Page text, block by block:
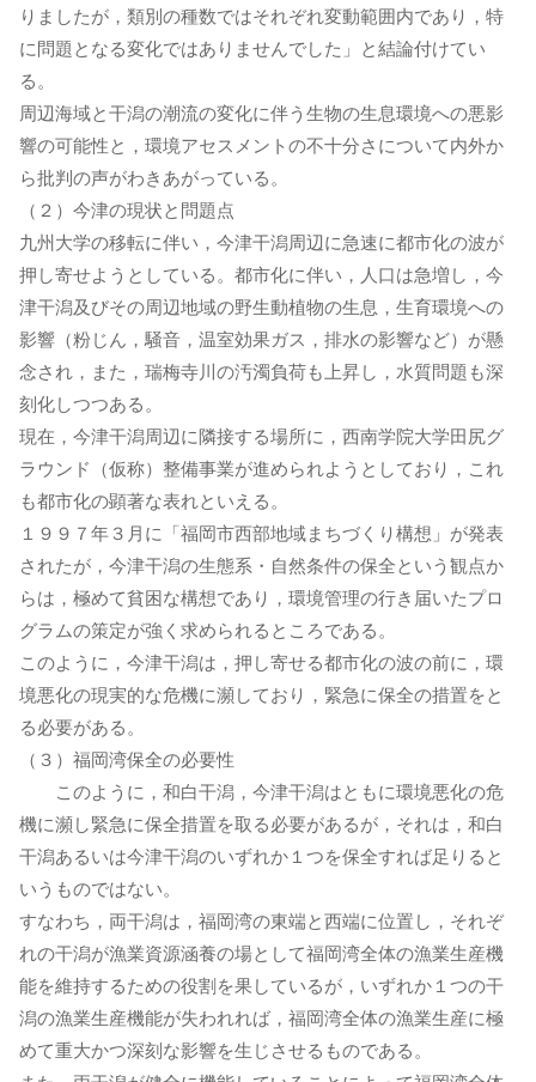
りましたが，類別の種数ではそれぞれ変動範囲内であり，特
に問題となる変化ではありませんでした」と結論付けてい
る。
周辺海域と干潟の潮流の変化に伴う生物の生息環境への悪影
響の可能性と，環境アセスメントの不十分さについて内外か
ら批判の声がわきあがっている。
（２）今津の現状と問題点
九州大学の移転に伴い，今津干潟周辺に急速に都市化の波が
押し寄せようとしている。都市化に伴い，人口は急増し，今
津干潟及びその周辺地域の野生動植物の生息，生育環境への
影響（粉じん，騒音，温室効果ガス，排水の影響など）が懸
念され，また，瑞梅寺川の汚濁負荷も上昇し，水質問題も深
刻化しつつある。
現在，今津干潟周辺に隣接する場所に，西南学院大学田尻グ
ラウンド（仮称）整備事業が進められようとしており，これ
も都市化の顕著な表れといえる。
１９９７年３月に「福岡市西部地域まちづくり構想」が発表
されたが，今津干潟の生態系・自然条件の保全という観点か
らは，極めて貧困な構想であり，環境管理の行き届いたプロ
グラムの策定が強く求められるところである。
このように，今津干潟は，押し寄せる都市化の波の前に，環
境悪化の現実的な危機に瀕しており，緊急に保全の措置をと
る必要がある。
（３）福岡湾保全の必要性
このように，和白干潟，今津干潟はともに環境悪化の危
機に瀕し緊急に保全措置を取る必要があるが，それは，和白
干潟あるいは今津干潟のいずれか１つを保全すれば足りると
いうものではない。
すなわち，両干潟は，福岡湾の東端と西端に位置し，それぞ
れの干潟が漁業資源涵養の場として福岡湾全体の漁業生産機
能を維持するための役割を果しているが，いずれか１つの干
潟の漁業生産機能が失われれば，福岡湾全体の漁業生産に極
めて重大かつ深刻な影響を生じさせるものである。